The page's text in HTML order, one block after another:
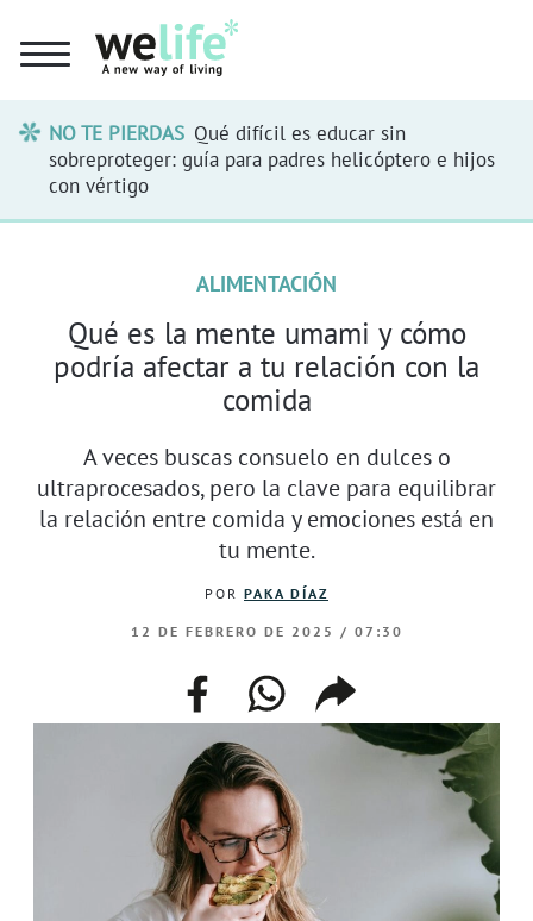
NO TE PIERDAS Qué difícil es educar sin
sobreproteger: guía para padres helicóptero e hijos
con vértigo
ALIMENTACIÓN
Qué es la mente umami y cómo
podría afectar a tu relación con la
comida
A veces buscas consuelo en dulces o
ultraprocesados, pero la clave para equilibrar
la relación entre comida y emociones está en
tu mente.
POR PAKA DÍAZ
12 DE FEBRERO DE 2025 / 07:30
facebookwhatsappcompartir
enlace